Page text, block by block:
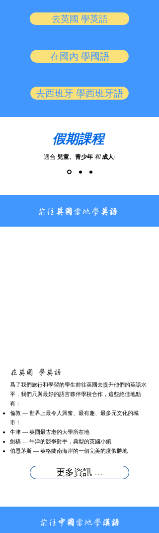
去英國 學英語
在國內 學國語
去西班牙 學西班牙語
假期課程
適合 兒童、青少年 和 成人!
前往 英國 當地學 英語
在英國 學英語
爲了我們旅行和學習的學生前往英國去提升他們的英語水
平，我們只與最好的語言夥伴學校合作，這些絕佳地點
有：
倫敦 — 世界上最令人興奮、最有趣、最多元文化的城
市！
牛津 — 英國最古老的大學所在地
劍橋 — 牛津的競爭對手，典型的英國小鎮
伯恩茅斯 — 英格蘭南海岸的一個完美的度假勝地
更多資訊 …
前往 中國 當地學 漢語